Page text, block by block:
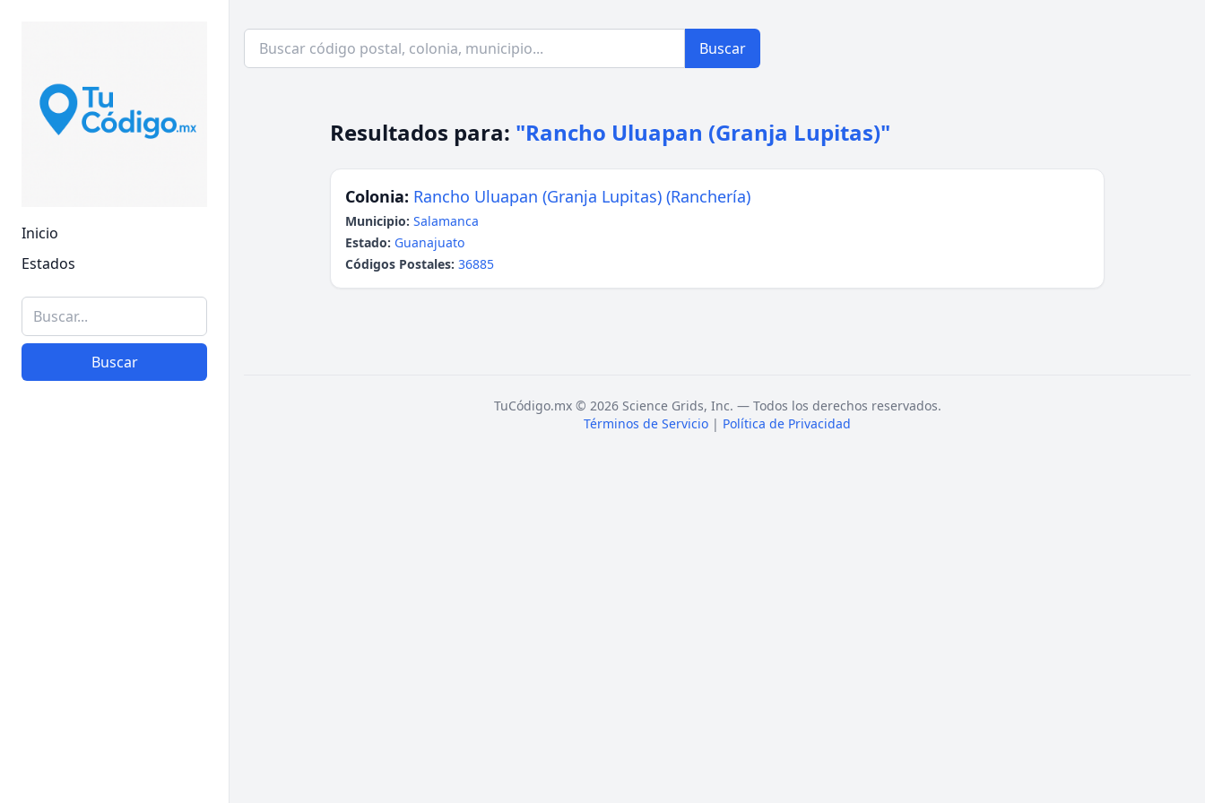
Inicio
Estados
Buscar
Buscar
Resultados para: "Rancho Uluapan (Granja Lupitas)"
Colonia: Rancho Uluapan (Granja Lupitas) (Ranchería)
Municipio: Salamanca
Estado: Guanajuato
Códigos Postales: 36885
TuCódigo.mx © 2026 Science Grids, Inc. — Todos los derechos reservados.
Términos de Servicio | Política de Privacidad